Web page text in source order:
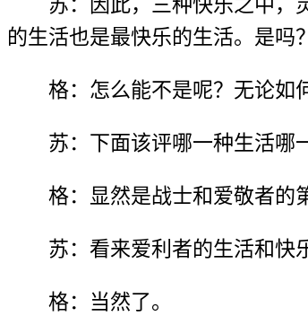
的生活也是最快乐的生活。是吗？
格：怎么能不是呢？无论如
苏：下面该评哪一种生活哪
格：显然是战士和爱敬者的
苏：看来爱利者的生活和快
格：当然了。